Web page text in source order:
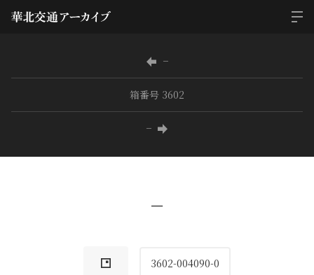
−
箱番号 3602
−
−
3602-004090-0